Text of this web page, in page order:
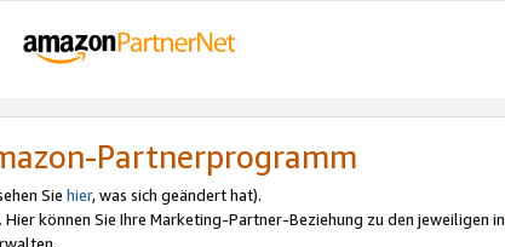
Partnerprogramm
Sie hier, was sich geändert hat).
Hier können Sie Ihre Marketing-Partner-Beziehung zu den jeweiligen in